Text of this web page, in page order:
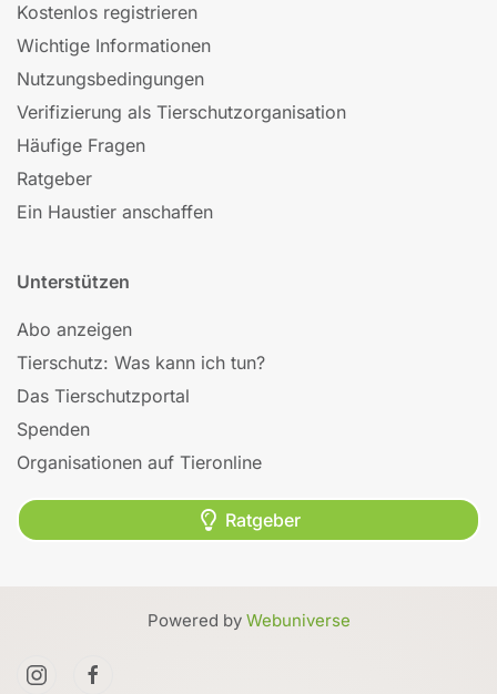
Kostenlos registrieren
Wichtige Informationen
Nutzungsbedingungen
Verifizierung als Tierschutzorganisation
Häufige Fragen
Ratgeber
Ein Haustier anschaffen
Unterstützen
Abo anzeigen
Tierschutz: Was kann ich tun?
Das Tierschutzportal
Spenden
Organisationen auf Tieronline
Ratgeber
Powered by Webuniverse